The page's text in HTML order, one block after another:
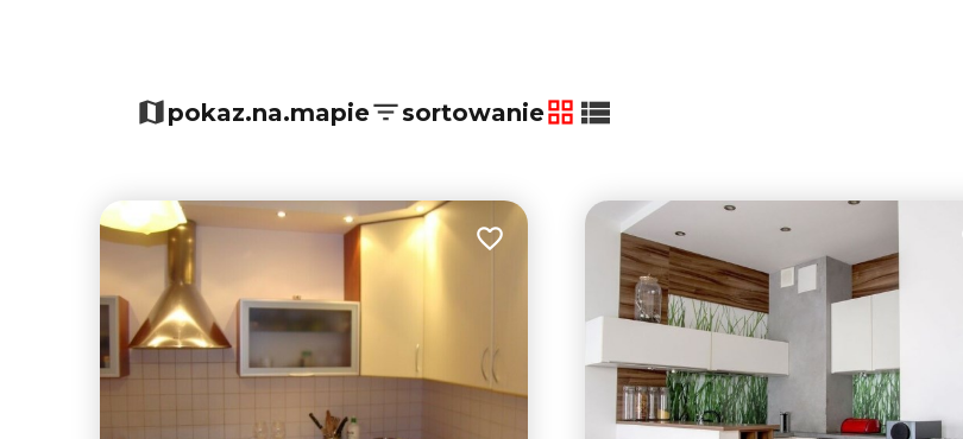
pokaz.na.mapie sortowanie
tabela
lista
Dodaj do ulubionych